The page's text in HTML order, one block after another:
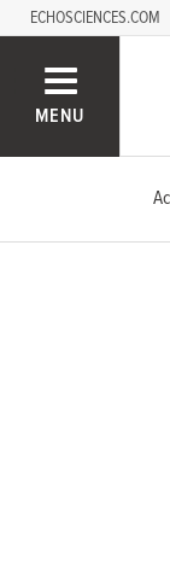
ECHOSCIENCES.COM
MENU